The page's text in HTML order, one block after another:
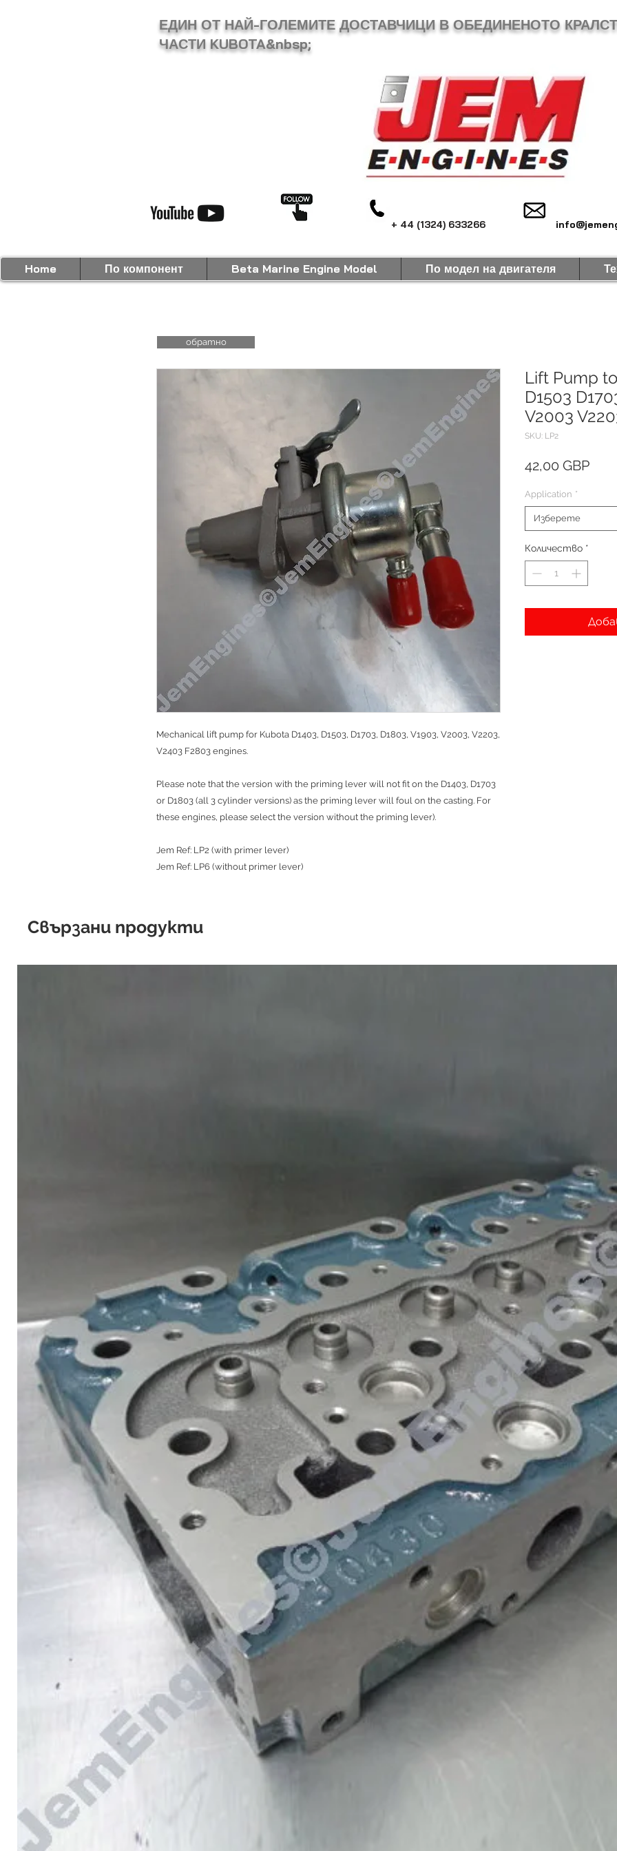
ЕДИН ОТ НАЙ-ГОЛЕМИТЕ ДОСТАВЧИЦИ В ОБЕДИНЕНОТО
ЧАСТИ KUBOTA&nbsp;
+ 44 (1324) 633266
Mechanical lift pump for Kubota D1403, D1503, D1703, D1803, V1903, V2003, V2203,
V2403 F2803 engines.
Please note that the version with the priming lever will not fit on the D1403, D1703
or D1803 (all 3 cylinder versions) as the priming lever will foul on the casting. For
these engines, please select the version without the priming lever).
Jem Ref: LP2 (with primer lever)
Jem Ref: LP6 (without primer lever)
Lift Pump
D1503
V2003
SKU: LP2
42,00 GBP
Application *
Изберете
Количество *
обратно
Свързани продукти
Home По компонент Beta Marine Engine Model По модел на двигателя